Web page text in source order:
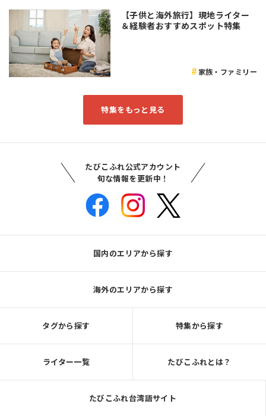
【子供と海外旅行】現地ライター
＆経験者おすすめスポット特集
家族・ファミリー
特集をもっと見る
たびこふれ公式アカウント
旬な情報を更新中！
国内のエリアから探す
海外のエリアから探す
タグから探す 特集から探す
ライター一覧 たびこふれとは？
たびこふれ台湾語サイト